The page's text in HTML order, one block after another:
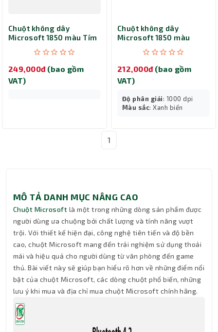
Chuột không dây
Microsoft 1850 màu Tím
249,000đ (bao gồm
VAT)
Chuột không dây
Microsoft 1850 màu
212,000đ (bao gồm
VAT)
Độ phân giải: 1000 dpi
Màu sắc: Xanh biển
1
MÔ TẢ DANH MỤC NÂNG CAO
Chuột Microsoft là một trong những dòng sản phẩm được
người dùng ưa chuộng bởi chất lượng và tính năng vượt
trội. Với thiết kế hiện đại, công nghệ tiên tiến và độ bền
cao, chuột Microsoft mang đến trải nghiệm sử dụng thoải
mái và hiệu quả cho người dùng từ văn phòng đến game
thủ. Bài viết này sẽ giúp bạn hiểu rõ hơn về những điểm nổi
bật của chuột Microsoft, các dòng chuột phổ biến, những
lưu ý khi mua và địa chỉ mua chuột Microsoft chính hãng.